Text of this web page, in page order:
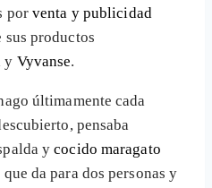
porventa y publicidad
productos
y Vyvanse.
últimamente cada
pensaba
ycocido maragato
da para dos personas y